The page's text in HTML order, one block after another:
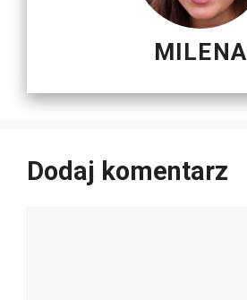
MILENA
Dodaj komentarz